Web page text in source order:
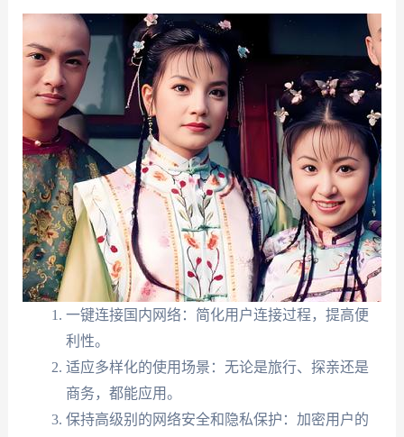
一键连接国内网络：简化用户连接过程，提高便
利性。
适应多样化的使用场景：无论是旅行、探亲还是
商务，都能应用。
保持高级别的网络安全和隐私保护：加密用户的